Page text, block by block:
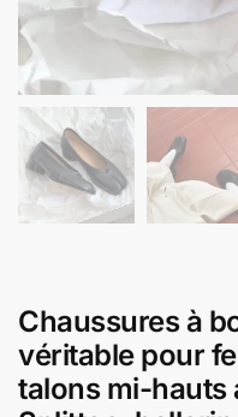
Chaussures à
véritable pour
talons mi-hauts